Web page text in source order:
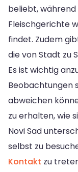
beliebt, während
Fleischgerichte
findet. Zudem
die von Stadt zu
Es ist wichtig
Beobachtungen
abweichen
zu erhalten, wie
Novi Sad
selbst zu
Kontakt zu